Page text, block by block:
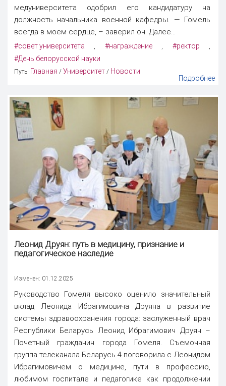
медуниверситета одобрил его кандидатуру на
должность начальника военной кафедры. — Гомель
всегда в моем сердце, – заверил он. Далее...
#совет университета , #награждение, #ректор ,
#День белорусской науки
Путь: Главная / Университет / Новости
Подробнее
Леонид Друян: путь в медицину, признание и
педагогическое наследие
Изменен: 01.12.2025
Руководство Гомеля высоко оценило значительный
вклад Леонида Ибрагимовича Друяна в развитие
системы здравоохранения города: заслуженный врач
Республики Беларусь Леонид Ибрагимович Друян –
Почетный гражданин города Гомеля. Съемочная
группа телеканала Беларусь 4 поговорила с Леонидом
Ибрагимовичем о медицине, пути в профессию,
любимом госпитале и педагогике как продолжении